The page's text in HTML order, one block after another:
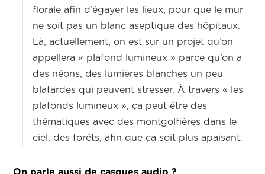
florale afin d’égayer les lieux, pour que le mur
ne soit pas un blanc aseptique des hôpitaux.
Là, actuellement, on est sur un projet qu’on
appellera « plafond lumineux » parce qu’on a
des néons, des lumières blanches un peu
blafardes qui peuvent stresser. À travers « les
plafonds lumineux », ça peut être des
thématiques avec des montgolfières dans le
ciel, des forêts, afin que ça soit plus apaisant.